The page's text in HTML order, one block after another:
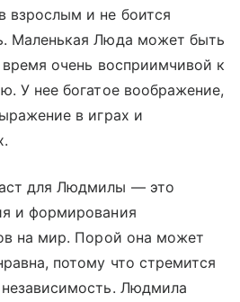
взрослым и не боится
Маленькая Люда может быть
очень восприимчивой к
У нее богатое воображение,
в играх и
для Людмилы — это
и формирования
на мир. Порой она может
потому что стремится
Людмила